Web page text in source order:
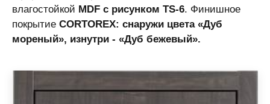
влагостойкой MDF с рисунком TS-6. Финишное
покрытие CORTOREX: снаружи цвета «Дуб
мореный», изнутри - «Дуб бежевый».